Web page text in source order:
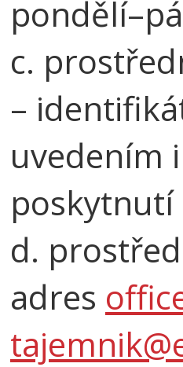
c.
–
uvedením
poskytnutí
d.
adres